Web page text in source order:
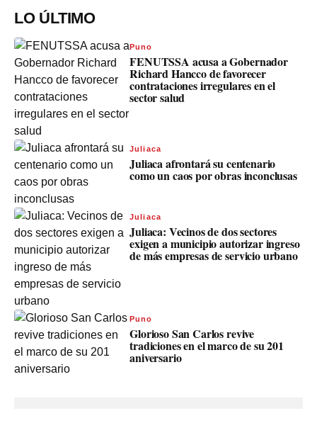
LO ÚLTIMO
Puno
FENUTSSA acusa a Gobernador
Richard Hancco de favorecer
contrataciones irregulares en el
sector salud
Juliaca
Juliaca afrontará su centenario
como un caos por obras inconclusas
Juliaca
Juliaca: Vecinos de dos sectores
exigen a municipio autorizar ingreso
de más empresas de servicio urbano
Puno
Glorioso San Carlos revive
tradiciones en el marco de su 201
aniversario